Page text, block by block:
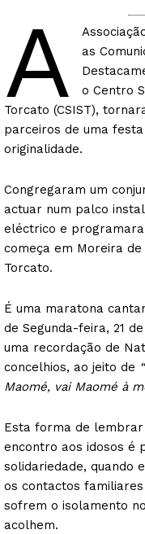
A
as
o Centro
Torcato (CSIST),
parceiros de uma
originalidade.
Congregaram um
actuar num palco
eléctrico e
começa em Moreira de
Torcato.
É uma maratona
de Segunda-feira, 21
uma recordação de
concelhios, ao jeito de
Maomé, vai Maomé à
Esta forma de
encontro aos idosos é
solidariedade, quando
os contactos
sofrem o isolamento
acolhem.